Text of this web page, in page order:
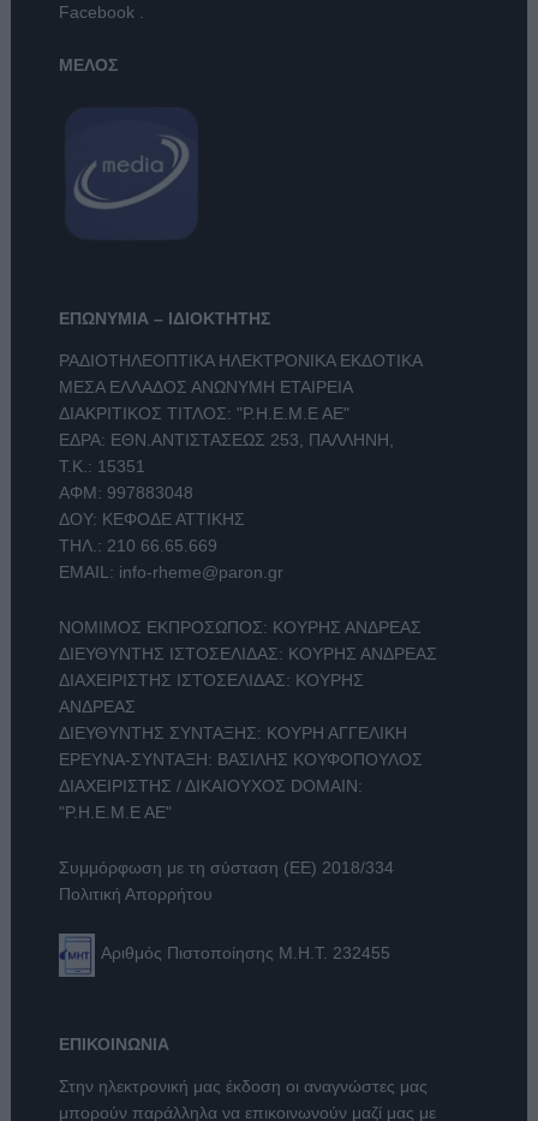
Facebook
ΜΕΛΟΣ
ΕΠΩΝΥΜΙΑ – ΙΔΙΟΚΤΗΤΗΣ
ΡΑΔΙΟΤΗΛΕΟΠΤΙΚΑ ΗΛΕΚΤΡΟΝΙΚΑ ΕΚΔΟΤΙΚΑ
ΜΕΣΑ ΕΛΛΑΔΟΣ ΑΝΩΝΥΜΗ ΕΤΑΙΡΕΙΑ
ΔΙΑΚΡΙΤΙΚΟΣ ΤΙΤΛΟΣ: "Ρ.Η.Ε.Μ.Ε ΑΕ"
ΕΔΡΑ: ΕΘΝ.ΑΝΤΙΣΤΑΣΕΩΣ 253, ΠΑΛΛΗΝΗ,
Τ.Κ.: 15351
ΑΦΜ: 997883048
ΔΟΥ: ΚΕΦΟΔΕ ΑΤΤΙΚΗΣ
ΤΗΛ.: 210 66.65.669
EMAIL: info-rheme@paron.gr
ΝΟΜΙΜΟΣ ΕΚΠΡΟΣΩΠΟΣ: ΚΟΥΡΗΣ ΑΝΔΡΕΑΣ
ΔΙΕΥΘΥΝΤΗΣ ΙΣΤΟΣΕΛΙΔΑΣ: ΚΟΥΡΗΣ ΑΝΔΡΕΑΣ
ΔΙΑΧΕΙΡΙΣΤΗΣ ΙΣΤΟΣΕΛΙΔΑΣ: ΚΟΥΡΗΣ
ΑΝΔΡΕΑΣ
ΔΙΕΥΘΥΝΤΗΣ ΣΥΝΤΑΞΗΣ: ΚΟΥΡΗ ΑΓΓΕΛΙΚΗ
ΕΡΕΥΝΑ-ΣΥΝΤΑΞΗ: ΒΑΣΙΛΗΣ ΚΟΥΦΟΠΟΥΛΟΣ
ΔΙΑΧΕΙΡΙΣΤΗΣ / ΔΙΚΑΙΟΥΧΟΣ DOMAIN:
"Ρ.Η.Ε.Μ.Ε ΑΕ"
Συμμόρφωση με τη σύσταση (ΕΕ) 2018/334
Πολιτική Απορρήτου
Αριθμός Πιστοποίησης Μ.Η.Τ. 232455
ΕΠΙΚΟΙΝΩΝΙΑ
Στην ηλεκτρονική μας έκδοση οι αναγνώστες μας
μπορούν παράλληλα να επικοινωνούν μαζί μας με